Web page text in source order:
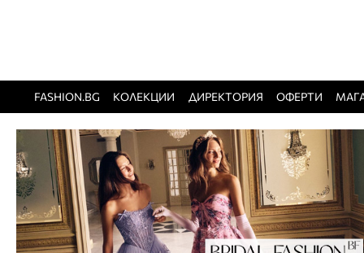
FASHION.BG КОЛЕКЦИИ ДИРЕКТОРИЯ ОФЕРТИ